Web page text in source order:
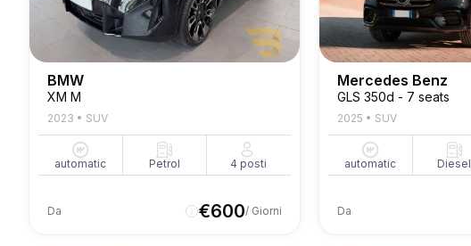
BMW
XM M
2023 • SUV
automatic Petrol 4 posti
Da €600/ Giorni
Mercedes Benz
GLS 350d - 7 seats
2025 • SUV
automatic Diesel
Da